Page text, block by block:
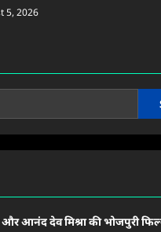
5, 2026
और आनंद देव मिश्रा की भोजपुरी